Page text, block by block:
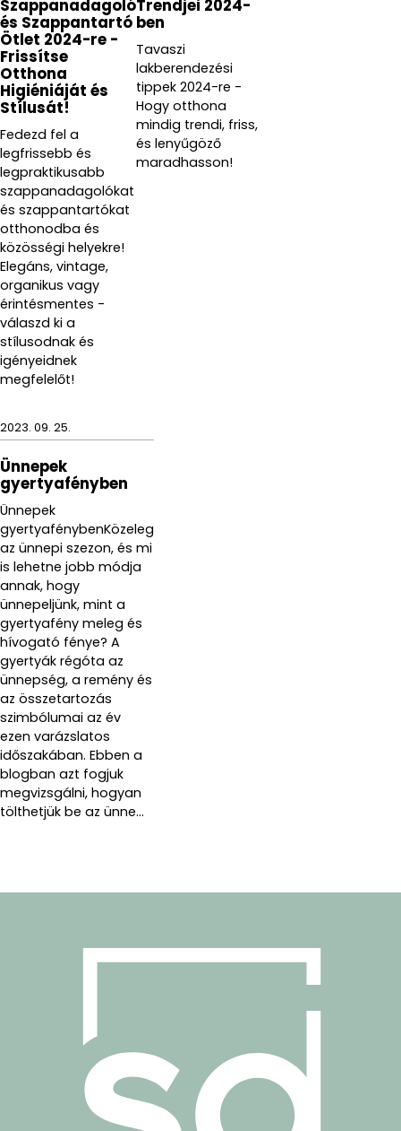
Szappanadagoló
és Szappantartó
Ötlet 2024-re -
Frissítse
Otthona
Higiéniáját és
Stílusát!
Fedezd fel a
legfrissebb és
legpraktikusabb
szappanadagolókat
és szappantartókat
otthonodba és
közösségi helyekre!
Elegáns, vintage,
organikus vagy
érintésmentes -
válaszd ki a
stílusodnak és
igényeidnek
megfelelőt!
Trendjei 2024-
ben
Tavaszi
lakberendezési
tippek 2024-re -
Hogy otthona
mindig trendi, friss,
és lenyűgöző
maradhasson!
2023. 09. 25.
Ünnepek
gyertyafényben
Ünnepek
gyertyafénybenKözeleg
az ünnepi szezon, és mi
is lehetne jobb módja
annak, hogy
ünnepeljünk, mint a
gyertyafény meleg és
hívogató fénye? A
gyertyák régóta az
ünnepség, a remény és
az összetartozás
szimbólumai az év
ezen varázslatos
időszakában. Ebben a
blogban azt fogjuk
megvizsgálni, hogyan
tölthetjük be az ünne...